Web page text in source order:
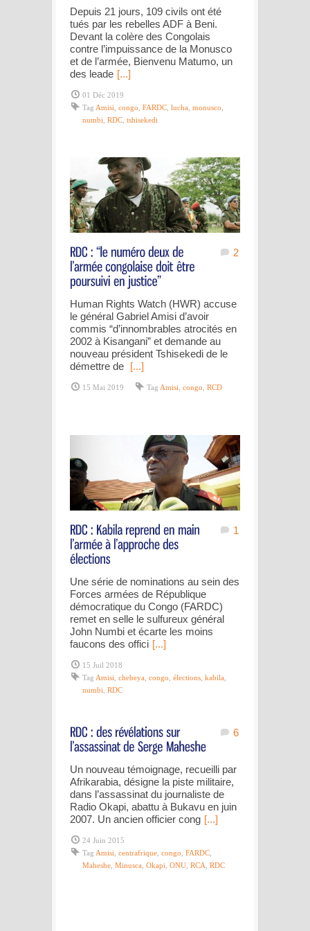
Depuis 21 jours, 109 civils ont été
tués par les rebelles ADF à Beni.
Devant la colère des Congolais
contre l’impuissance de la Monusco
et de l’armée, Bienvenu Matumo, un
des leade [...]
01 Déc 2019
Tag Amisi congo FARDC lucha monusco
numbi RDC tshisekedi
2
Human Rights Watch (HWR) accuse
le général Gabriel Amisi d’avoir
commis “d’innombrables atrocités en
2002 à Kisangani” et demande au
nouveau président Tshisekedi de le
démettre de [...]
15 Mai 2019 Tag Amisi congo RCD
1
Une série de nominations au sein des
Forces armées de République
démocratique du Congo (FARDC)
remet en selle le sulfureux général
John Numbi et écarte les moins
faucons des offici [...]
15 Juil 2018
Tag Amisi chebeya congo élections kabila
numbi RDC
6
Un nouveau témoignage, recueilli par
Afrikarabia, désigne la piste militaire,
dans l’assassinat du journaliste de
Radio Okapi, abattu à Bukavu en juin
2007. Un ancien officier cong [...]
24 Juin 2015
Tag Amisi centrafrique congo FARDC
Maheshe Minusca Okapi ONU RCA RDC